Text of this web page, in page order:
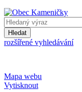
Hledat
rozšířené vyhledávání
Mapa webu
Vytisknout